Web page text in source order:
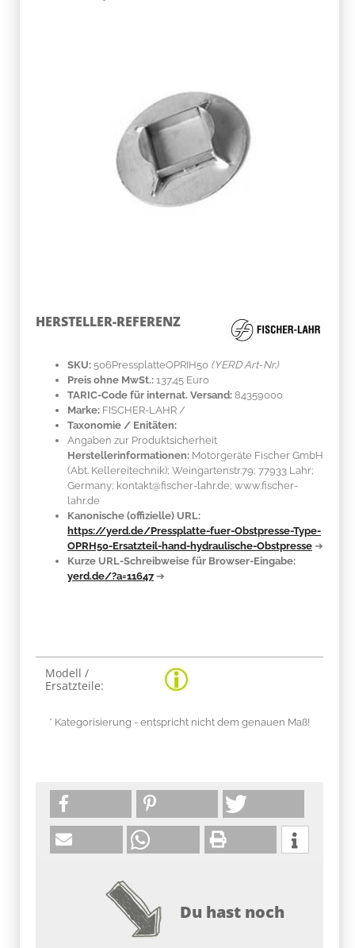
HERSTELLER-REFERENZ
SKU: 506PressplatteOPRIH50 (YERD Art-Nr.)
Preis ohne MwSt.: 137.45 Euro
TARIC-Code für internat. Versand: 84359000
Marke: FISCHER-LAHR /
Taxonomie / Enitäten:
Angaben zur Produktsicherheit
Herstellerinformationen: Motorgeräte Fischer GmbH
(Abt. Kellereitechnik); Weingartenstr.79; 77933 Lahr;
Germany; kontakt@fischer-lahr.de; www.fischer-
lahr.de
Kanonische (offizielle) URL:
https://yerd.de/Pressplatte-fuer-Obstpresse-Type-
OPRH50-Ersatzteil-hand-hydraulische-Obstpresse ➔
Kurze URL-Schreibweise für Browser-Eingabe:
yerd.de/?a=11647 ➔
Produkteigenschaft
Wert
Modell /
Ersatzteile:
* Kategorisierung - entspricht nicht dem genauen Maß!
Du hast noch